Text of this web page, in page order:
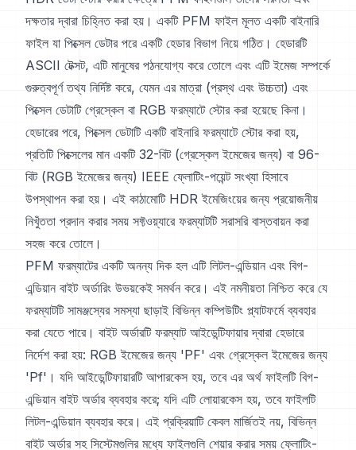
দক্ষতার দ্বারা চিহ্নিত করা হয়। একটি PFM ফাইল মূলত একটি বাইনারি
ফাইল যা পিক্সেল ডেটার পরে একটি হেডার বিভাগ নিয়ে গঠিত। হেডারটি
ASCII টেক্সট, এটি মানুষের পঠনযোগ্য করে তোলে এবং এটি ইমেজ সম্পর্কে
গুরুত্বপূর্ণ তথ্য নির্দিষ্ট করে, যেমন এর মাত্রা (প্রস্থ এবং উচ্চতা) এবং
পিক্সেল ডেটাটি গ্রেস্কেল বা RGB ফরম্যাটে স্টোর করা হয়েছে কিনা।
হেডারের পরে, পিক্সেল ডেটাটি একটি বাইনারি ফরম্যাটে স্টোর করা হয়,
প্রতিটি পিক্সেলের মান একটি 32-বিট (গ্রেস্কেল ইমেজের জন্য) বা 96-
বিট (RGB ইমেজের জন্য) IEEE ফ্লোটিং-পয়েন্ট সংখ্যা হিসাবে
উপস্থাপন করা হয়। এই কাঠামোটি HDR ইমেজিংয়ের জন্য প্রয়োজনীয়
নিখুঁততা প্রদান করার সময় সফ্টওয়্যারে ফরম্যাটটি সরাসরি বাস্তবায়ন করা
সহজ করে তোলে।
PFM ফরম্যাটের একটি অনন্য দিক হল এটি লিটল-এন্ডিয়ান এবং বিগ-
এন্ডিয়ান বাইট অর্ডারিং উভয়কেই সমর্থন করে। এই নমনীয়তা নিশ্চিত করে যে
ফরম্যাটটি সামঞ্জস্যের সমস্যা ছাড়াই বিভিন্ন কম্পিউটিং প্ল্যাটফর্মে ব্যবহার
করা যেতে পারে। বাইট অর্ডারটি ফরম্যাট আইডেন্টিফায়ার দ্বারা হেডারে
নির্দেশ করা হয়: RGB ইমেজের জন্য 'PF' এবং গ্রেস্কেল ইমেজের জন্য
'Pf'। যদি আইডেন্টিফায়ারটি আপারকেস হয়, তবে এর অর্থ ফাইলটি বিগ-
এন্ডিয়ান বাইট অর্ডার ব্যবহার করে; যদি এটি লোয়ারকেস হয়, তবে ফাইলটি
লিটল-এন্ডিয়ান ব্যবহার করে। এই প্রক্রিয়াটি কেবল মার্জিতই নয়, বিভিন্ন
বাইট অর্ডার সহ সিস্টেমগুলির মধ্যে ফাইলগুলি শেয়ার করার সময় ফ্লোটিং-